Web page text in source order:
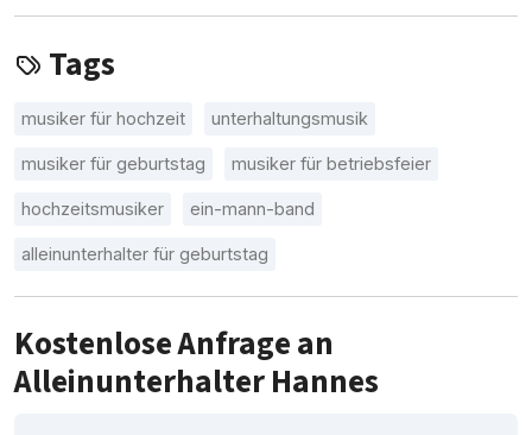
Tags
musiker für hochzeit unterhaltungsmusik
musiker für geburtstag musiker für betriebsfeier
hochzeitsmusiker ein-mann-band
alleinunterhalter für geburtstag
Kostenlose Anfrage an
Alleinunterhalter Hannes